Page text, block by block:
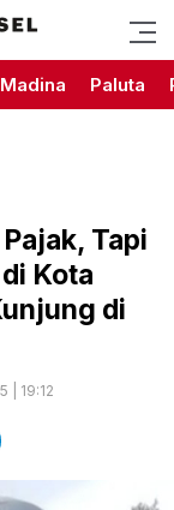
Madina Paluta
Tapi
Kota
di
| 19:12